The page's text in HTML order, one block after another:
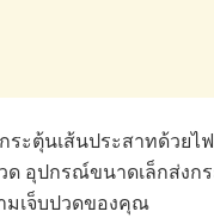
ระตุ้นเส้นประสาทด้วยไ
ด อุปกรณ์ขนาดเล็กส่งก
มเจ็บปวดของคุณ